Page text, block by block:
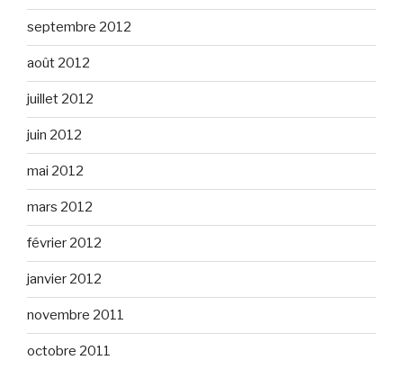
septembre 2012
août 2012
juillet 2012
juin 2012
mai 2012
mars 2012
février 2012
janvier 2012
novembre 2011
octobre 2011